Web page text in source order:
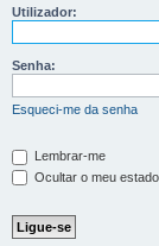
Utilizador:
Senha:
Esqueci-me da senha
Lembrar-me
Ocultar o meu